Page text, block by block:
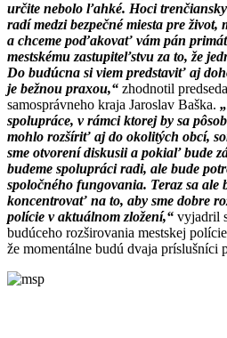
určite nebolo ľahké. Hoci
radí medzi bezpečné miesta pre
a chceme poďakovať vám pán
mestskému zastupiteľstvu za to, že
Do budúcna si viem predstaviť aj
je bežnou praxou,“ zhodnotil
samosprávneho kraja Jaroslav Baška.
spolupráce, v rámci ktorej by sa
mohlo rozšíriť aj do okolitých obcí,
sme otvorení diskusii a pokiaľ bude
budeme spolupráci radi, ale bude
spoločného fungovania. Teraz sa ale
koncentrovať na to, aby sme dobre
polície v aktuálnom zložení,“ vyjadril
budúceho rozširovania mestskej
že momentálne budú dvaja príslušníci